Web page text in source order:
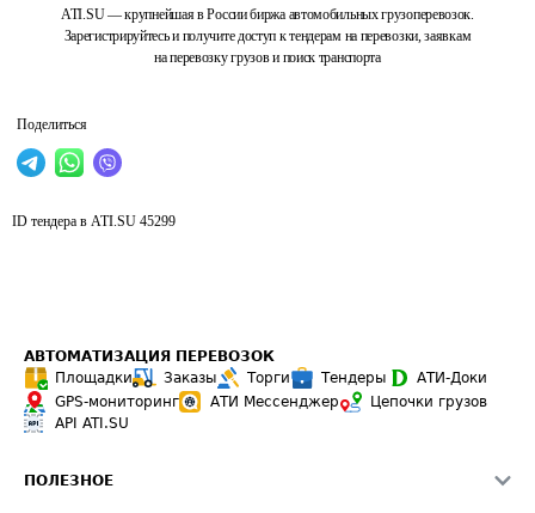
ATI.SU — крупнейшая в России биржа автомобильных грузоперевозок.
Зарегистрируйтесь и получите доступ к тендерам на перевозки, заявкам
на перевозку грузов и поиск транспорта
Поделиться
ID тендера в ATI.SU 45299
АВТОМАТИЗАЦИЯ ПЕРЕВОЗОК
Площадки
Заказы Торги Тендеры
АТИ-Доки
GPS-мониторинг
АТИ Мессенджер
Цепочки грузов
API ATI.SU
ПОЛЕЗНОЕ